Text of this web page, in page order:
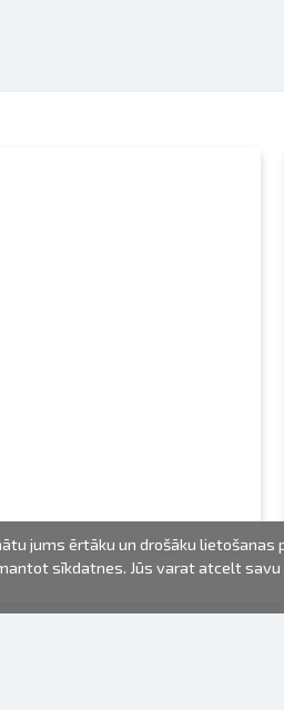
jums ērtāku un drošāku lietošanas
sīkdatnes. Jūs varat atcelt